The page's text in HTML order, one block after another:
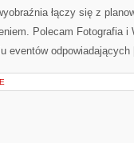
łączy się z
Polecam Fotografia i
eventów